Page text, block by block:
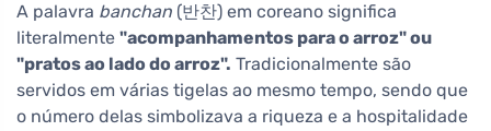
A palavra banchan (반찬) em coreano significa
literalmente "acompanhamentos para o arroz" ou
"pratos ao lado do arroz". Tradicionalmente são
servidos em várias tigelas ao mesmo tempo, sendo que
o número delas simbolizava a riqueza e a hospitalidade